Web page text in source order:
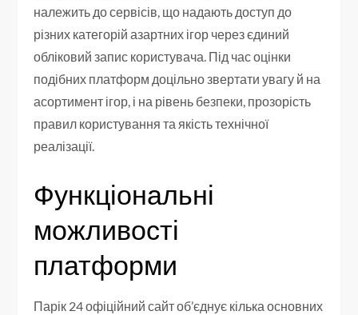
належить до сервісів, що надають доступ до
різних категорій азартних ігор через єдиний
обліковий запис користувача. Під час оцінки
подібних платформ доцільно звертати увагу й на
асортимент ігор, і на рівень безпеки, прозорість
правил користування та якість технічної
реалізації.
Функціональні
можливості
платформи
Парік 24 офіційний сайт об’єднує кілька основних